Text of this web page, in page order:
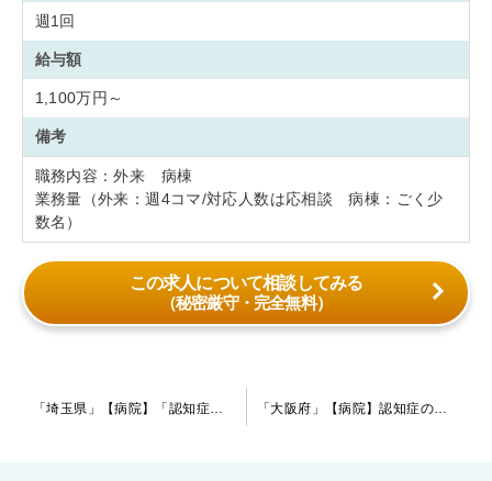
週1回
給与額
1,100万円～
備考
職務内容：外来 病棟
業務量（外来：週4コマ/対応人数は応相談 病棟：ごく少
数名）
この求人について相談してみる
（秘密厳守・完全無料）
「埼玉県」【病院】「認知症の経験を活かしたい」とお考えの指定医の先生歓迎します！週4日勤務＆当直無しの働き方が可能な病院です。 「大阪府」【病院】認知症の患者様の割合が多い病院です。特に指定医の先生で認知症にご興味のある先生歓迎します！他科の常勤医が在籍しているので合併症のフォロー体制は整っています。